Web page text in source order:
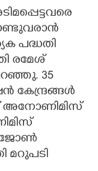
പദ്ധതി
രമേശ്
35
കേന്ദ്രങ്ങൾ
അനോണിമിസ്
ജോൺ
മറുപടി